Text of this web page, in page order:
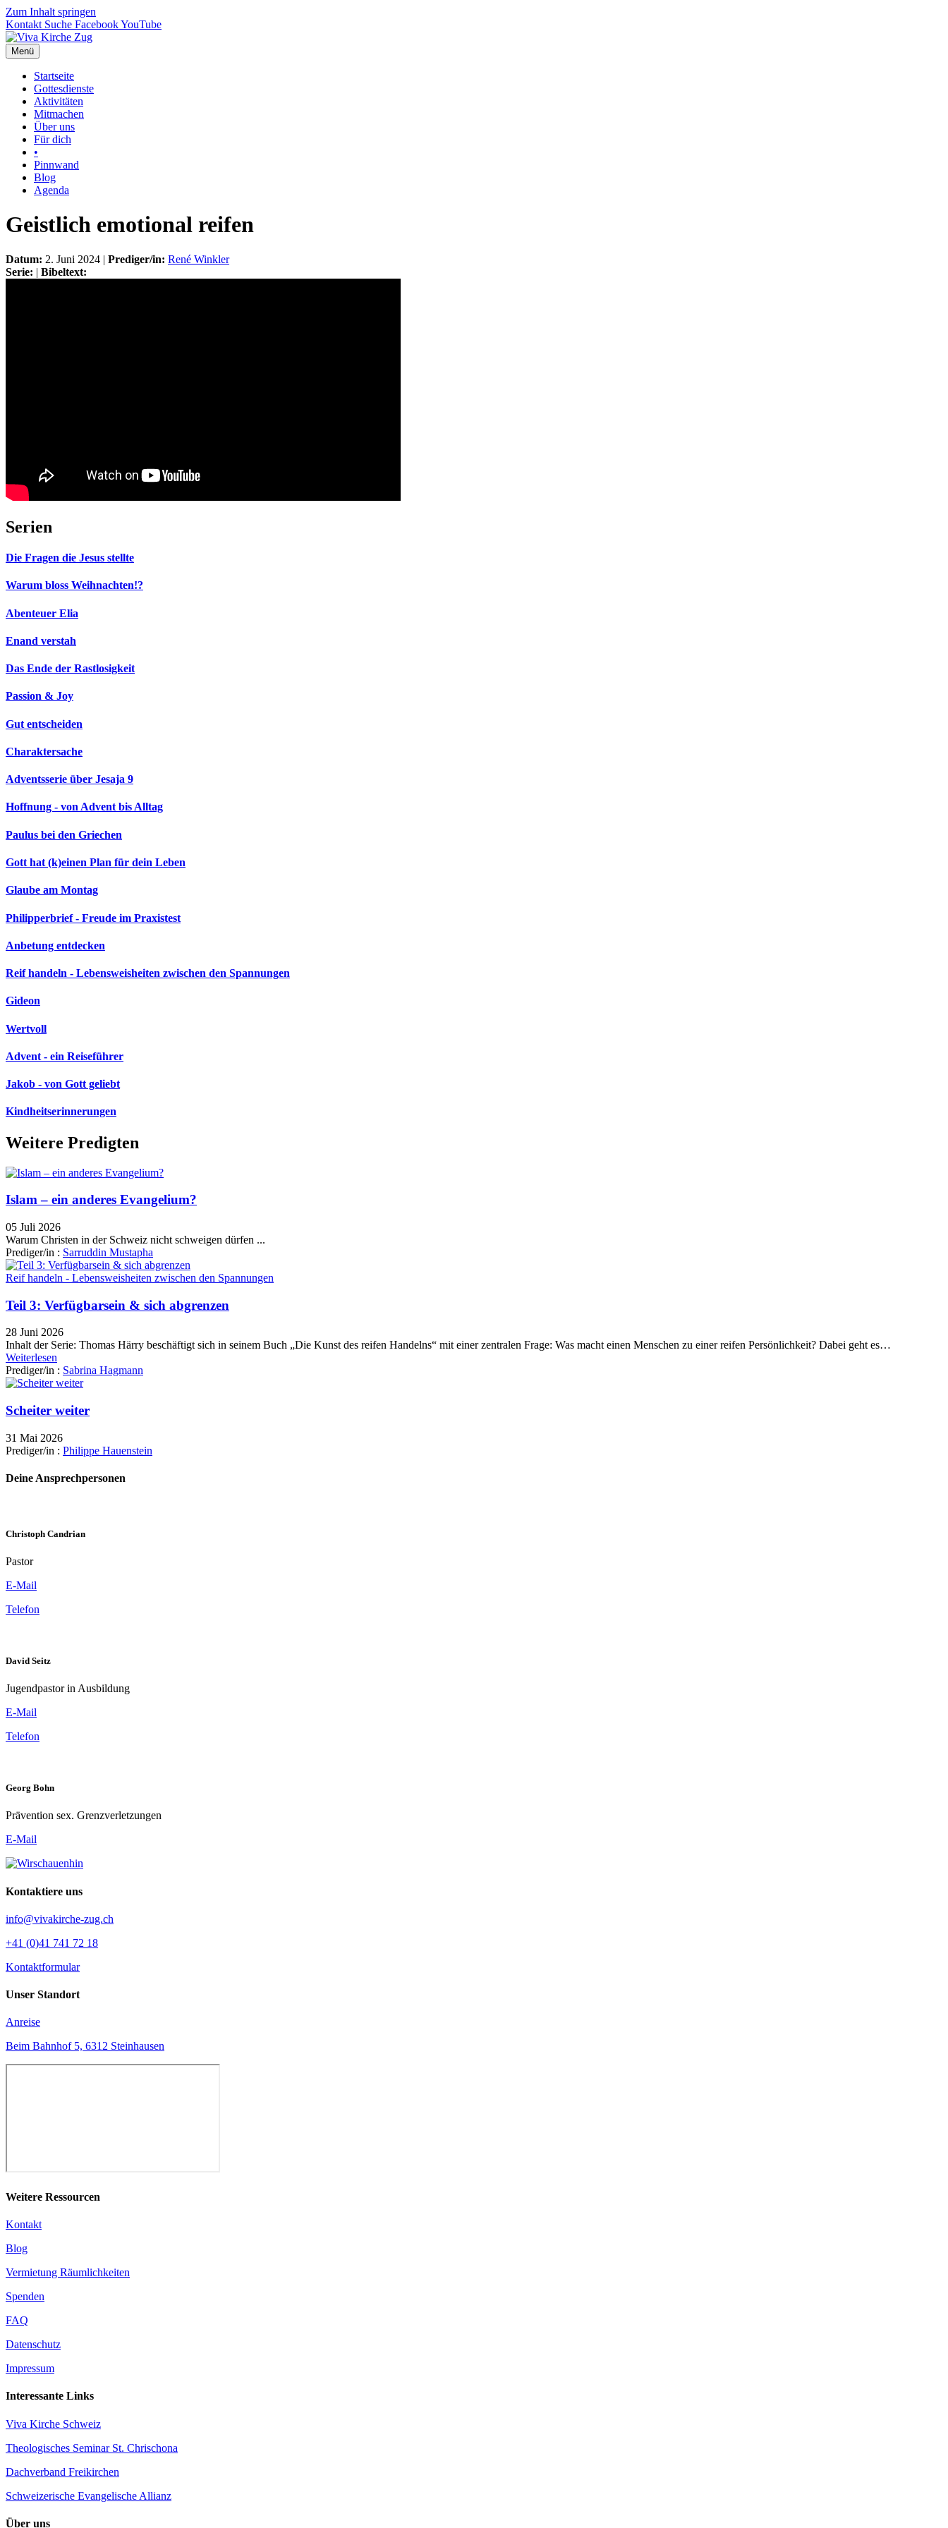
Zum Inhalt springen
Kontakt Suche FacebookYouTube
Menü
Startseite
Gottesdienste
Aktivitäten
Mitmachen
Über uns
Für dich
•
Pinnwand
Blog
Agenda
Geistlich emotional reifen
Datum: 2. Juni 2024 | Prediger/in: René Winkler
Serie: | Bibeltext:
Serien
Die Fragen die Jesus stellte
Warum bloss Weihnachten!?
Abenteuer Elia
Enand verstah
Das Ende der Rastlosigkeit
Passion & Joy
Gut entscheiden
Charaktersache
Adventsserie über Jesaja 9
Hoffnung - von Advent bis Alltag
Paulus bei den Griechen
Gott hat (k)einen Plan für dein Leben
Glaube am Montag
Philipperbrief - Freude im Praxistest
Anbetung entdecken
Reif handeln - Lebensweisheiten zwischen den Spannungen
Gideon
Wertvoll
Advent - ein Reiseführer
Jakob - von Gott geliebt
Kindheitserinnerungen
Weitere Predigten
Islam – ein anderes Evangelium?
05 Juli 2026
Warum Christen in der Schweiz nicht schweigen dürfen ...
Prediger/in : Sarruddin Mustapha
Reif handeln - Lebensweisheiten zwischen den Spannungen
Teil 3: Verfügbarsein & sich abgrenzen
28 Juni 2026
Inhalt der Serie: Thomas Härry beschäftigt sich in seinem Buch „Die Kunst des reifen Handelns“ mit einer zentralen Frage: Was macht einen Menschen zu einer reifen Persönlichkeit? Dabei geht es…
Weiterlesen
Prediger/in : Sabrina Hagmann
Scheiter weiter
31 Mai 2026
Prediger/in : Philippe Hauenstein
Deine Ansprechpersonen
Christoph Candrian
Pastor
E-Mail
Telefon
David Seitz
Jugendpastor in Ausbildung
E-Mail
Telefon
Georg Bohn
Prävention sex. Grenzverletzungen
E-Mail
Kontaktiere uns
info@vivakirche-zug.ch
+41 (0)41 741 72 18
Kontaktformular
Unser Standort
Anreise
Beim Bahnhof 5, 6312 Steinhausen
Weitere Ressourcen
Kontakt
Blog
Vermietung Räumlichkeiten
Spenden
FAQ
Datenschutz
Impressum
Interessante Links
Viva Kirche Schweiz
Theologisches Seminar St. Chrischona
Dachverband Freikirchen
Schweizerische Evangelische Allianz
Über uns